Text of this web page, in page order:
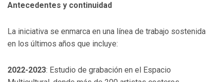
Antecedentes y continuidad
La iniciativa se enmarca en una línea de trabajo sostenida
en los últimos años que incluye:
2022-2023: Estudio de grabación en el Espacio